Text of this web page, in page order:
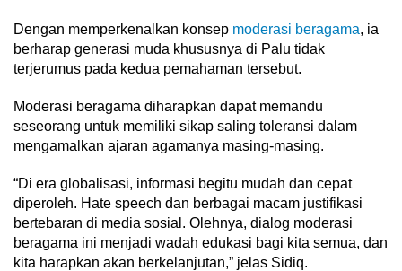
Dengan memperkenalkan konsep moderasi beragama, ia
berharap generasi muda khususnya di Palu tidak
terjerumus pada kedua pemahaman tersebut.
Moderasi beragama diharapkan dapat memandu
seseorang untuk memiliki sikap saling toleransi dalam
mengamalkan ajaran agamanya masing-masing.
“Di era globalisasi, informasi begitu mudah dan cepat
diperoleh. Hate speech dan berbagai macam justifikasi
bertebaran di media sosial. Olehnya, dialog moderasi
beragama ini menjadi wadah edukasi bagi kita semua, dan
kita harapkan akan berkelanjutan,” jelas Sidiq.